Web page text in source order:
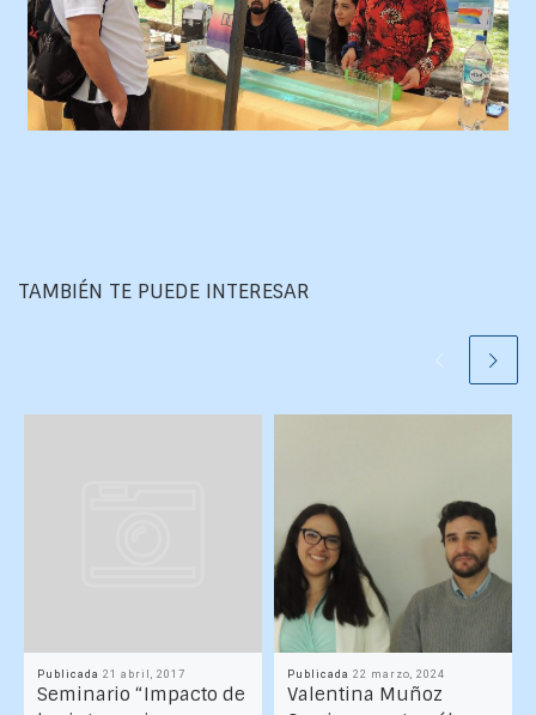
TAMBIÉN TE PUEDE INTERESAR
Publicada 21 abril, 2017
Seminario “Impacto de
Publicada 22 marzo, 2024
Valentina Muñoz